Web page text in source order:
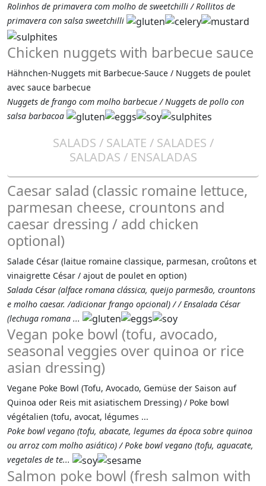
Rolinhos de primavera com molho de sweetchilli / Rollitos de
primavera con salsa sweetchilli
Chicken nuggets with barbecue sauce
Hähnchen-Nuggets mit Barbecue-Sauce / Nuggets de poulet
avec sauce barbecue
Nuggets de frango com molho barbecue / Nuggets de pollo con
salsa barbacoa
SALADS / SALATE / SALADES /
SALADAS / ENSALADAS
Caesar salad (classic romaine lettuce,
parmesan cheese, crountons and
caesar dressing / add chicken
optional)
Salade César (laitue romaine classique, parmesan, croûtons et
vinaigrette César / ajout de poulet en option)
Salada César (alface romana clássica, queijo parmesão, crountons
e molho caesar. /adicionar frango opcional) / / Ensalada César
(lechuga romana ...
Vegan poke bowl (tofu, avocado,
seasonal veggies over quinoa or rice
asian dressing)
Vegane Poke Bowl (Tofu, Avocado, Gemüse der Saison auf
Quinoa oder Reis mit asiatischem Dressing) / Poke bowl
végétalien (tofu, avocat, légumes ...
Poke bowl vegano (tofu, abacate, legumes da época sobre quinoa
ou arroz com molho asiático) / Poke bowl vegano (tofu, aguacate,
vegetales de te...
Salmon poke bowl (fresh salmon with